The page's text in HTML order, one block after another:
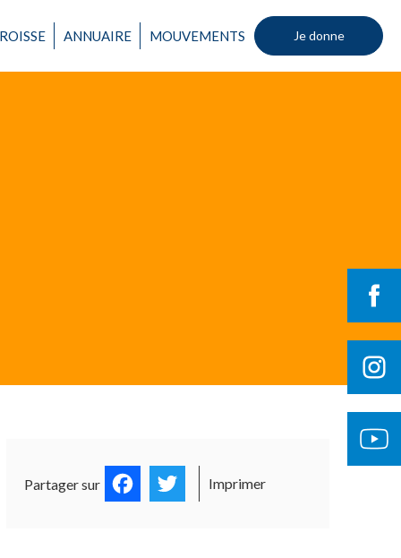
ANNUAIRE MOUVEMENTS Je donne
Un mouvement
Partager sur FacebookTwitter
Imprimer